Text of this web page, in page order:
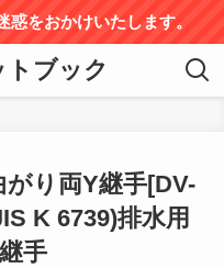
をおかけいたします。
ブック
がり両Y継手[DV-
K 6739)排水用
手